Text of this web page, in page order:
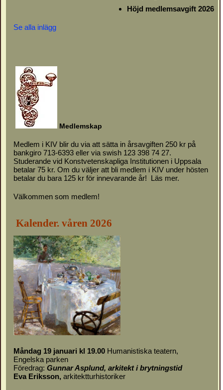
Höjd medlemsavgift 2026
Se alla inlägg
Medlemskap
Medlem i KIV blir du via att sätta in årsavgiften 250 kr på
bankgiro 713-6393 eller via swish 123 398 74 27.
Studerande vid Konstvetenskapliga Institutionen i Uppsala
betalar 75 kr. Om du väljer att bli medlem i KIV under hösten
betalar du bara 125 kr för innevarande år! Läs mer.
Välkommen som medlem!
Kalender. våren 2026
Måndag 19 januari kl 19.00 Humanistiska teatern,
Engelska parken
Föredrag: Gunnar Asplund, arkitekt i brytningstid
Eva Eriksson, arkitektturhistoriker